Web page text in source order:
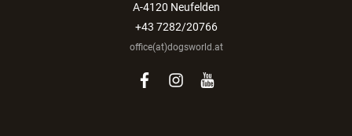
A-4120 Neufelden
+43 7282/20766
office(at)dogsworld.at
facebook
instagram
youtube